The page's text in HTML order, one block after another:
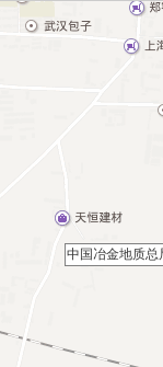
中国冶金地质总